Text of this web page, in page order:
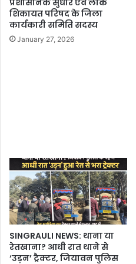
शिकायत परिषद के जिला
कार्यकारी समिति सदस्य
January 27, 2026
SINGRAULI NEWS: थाना या
रेतखाना? आधी रात थाने से
‘उड़न’ ट्रैक्टर, जियावन पुलिस